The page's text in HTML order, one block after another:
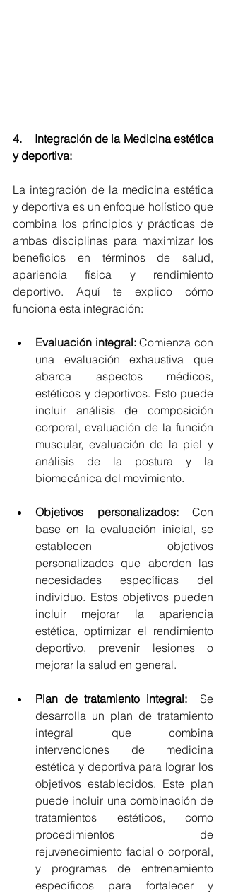
4. Integración de la Medicina estética
y deportiva:
La integración de la medicina estética
y deportiva es un enfoque holístico que
combina los principios y prácticas de
ambas disciplinas para maximizar los
beneficios en términos de salud,
apariencia física y rendimiento
deportivo. Aquí te explico cómo
funciona esta integración:
Evaluación integral: Comienza con
una evaluación exhaustiva que
abarca aspectos médicos,
estéticos y deportivos. Esto puede
incluir análisis de composición
corporal, evaluación de la función
muscular, evaluación de la piel y
análisis de la postura y la
biomecánica del movimiento.
Objetivos personalizados: Con
base en la evaluación inicial, se
establecen objetivos
personalizados que aborden las
necesidades específicas del
individuo. Estos objetivos pueden
incluir mejorar la apariencia
estética, optimizar el rendimiento
deportivo, prevenir lesiones o
mejorar la salud en general.
Plan de tratamiento integral:
Se
desarrolla un plan de tratamiento
integral que combina
intervenciones de medicina
estética y deportiva para lograr los
objetivos establecidos. Este plan
puede incluir una combinación de
tratamientos estéticos, como
procedimientos de
rejuvenecimiento facial o corporal,
y programas de entrenamiento
específicos para fortalecer y